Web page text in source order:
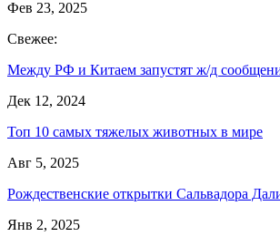
Фев 23, 2025
Свежее:
Между РФ и Китаем запустят ж/д
Дек 12, 2024
Топ 10 самых тяжелых животных в мире
Авг 5, 2025
Рождественские открытки Сальвадора
Янв 2, 2025